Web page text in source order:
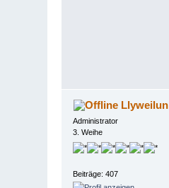
Llyweilun
Administrator
3. Weihe
Beiträge: 407